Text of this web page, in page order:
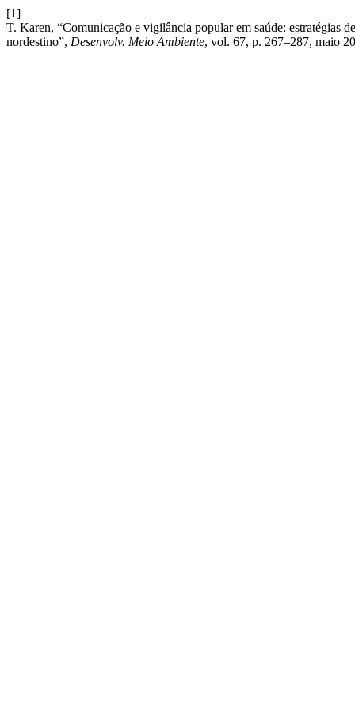
[1]
T. Karen, “Comunicação e vigilância popular em saúde: estratégias
nordestino”, Desenvolv. Meio Ambiente, vol. 67, p. 267–287, maio